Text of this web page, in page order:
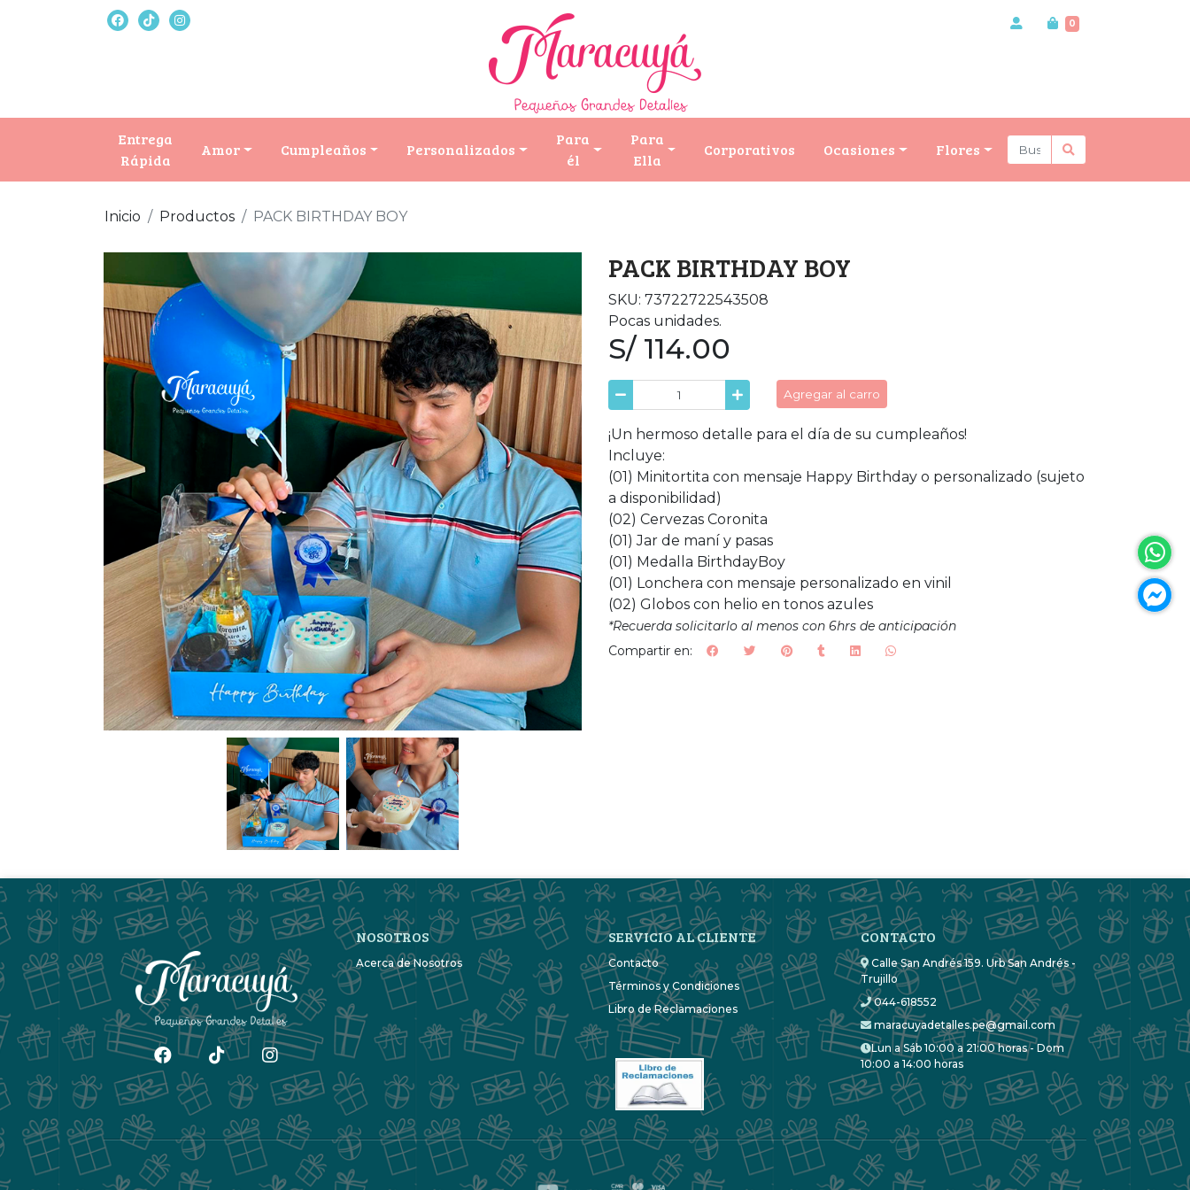
0
Entrega
Rápida
Amor Cumpleaños Personalizados
Para
él
Para
Ella
Corporativos Ocasiones Flores
Inicio Productos PACK BIRTHDAY BOY
PACK BIRTHDAY BOY
SKU: 73722722543508
Pocas unidades.
S/ 114.00
Agregar al carro
¡Un hermoso detalle para el día de su cumpleaños!
Incluye:
(01) Minitortita con mensaje Happy Birthday o personalizado (sujeto
a disponibilidad)
(02) Cervezas Coronita
(01) Jar de maní y pasas
(01) Medalla BirthdayBoy
(01) Lonchera con mensaje personalizado en vinil
(02) Globos con helio en tonos azules
*Recuerda solicitarlo al menos con 6hrs de anticipación
Compartir en:
NOSOTROS
Acerca de Nosotros
SERVICIO AL CLIENTE
Contacto
Términos y Condiciones
Libro de Reclamaciones
CONTACTO
Calle San Andrés 159. Urb San Andrés -
Trujillo
044-618552
maracuyadetalles.pe@gmail.com
Lun a Sáb 10:00 a 21:00 horas - Dom
10:00 a 14:00 horas